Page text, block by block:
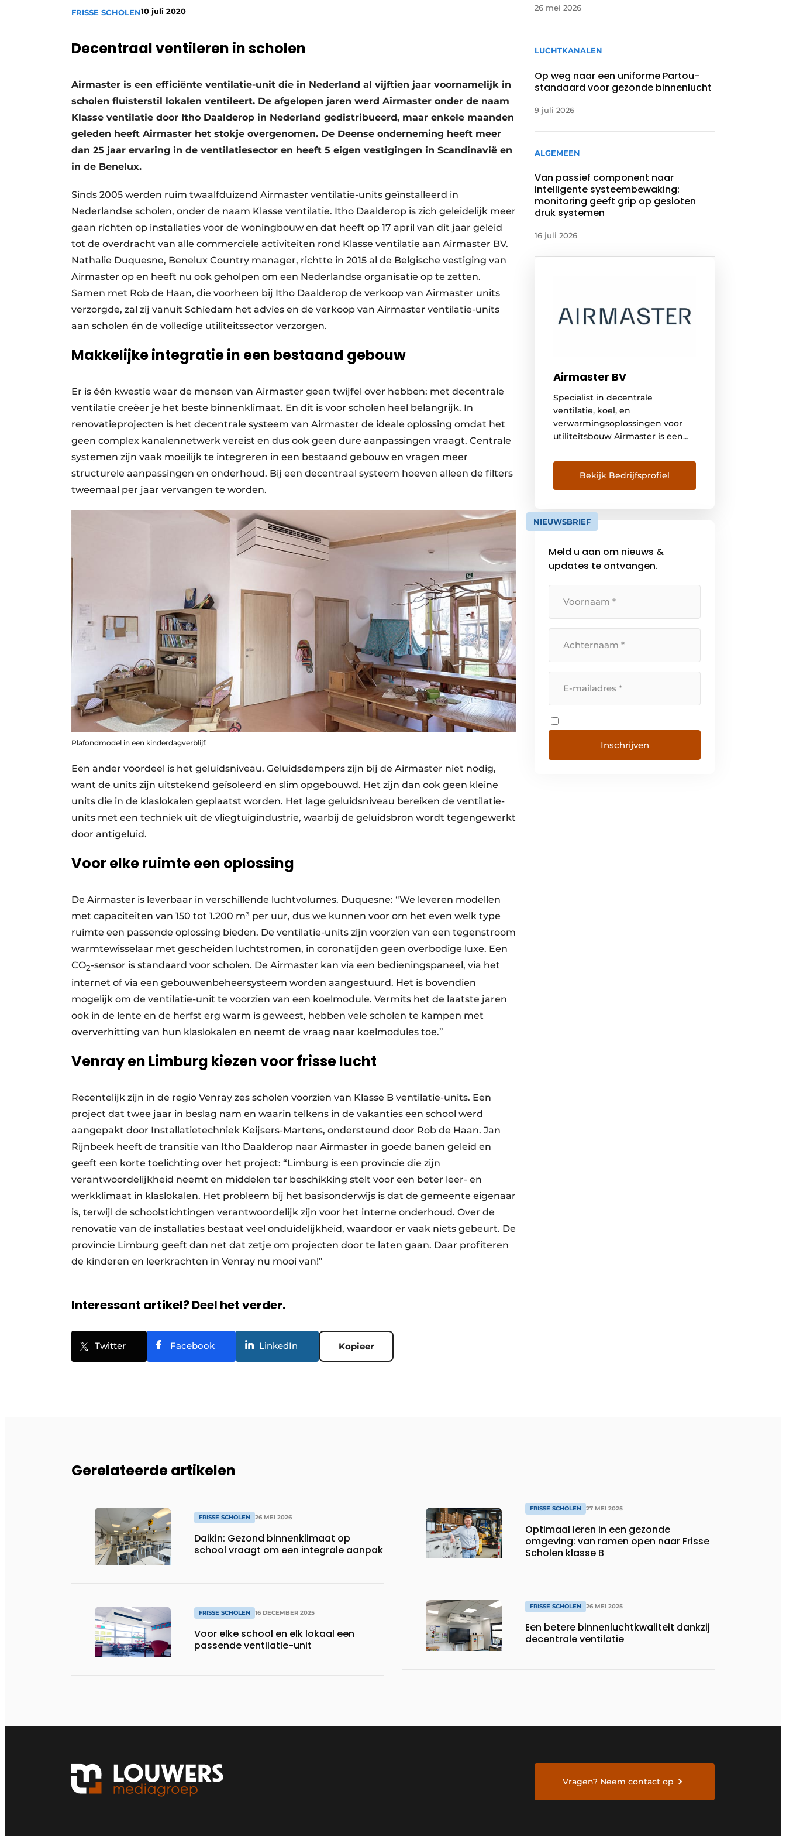
Vacatures
FRISSE SCHOLEN10 juli 2020
Decentraal ventileren in scholen
Airmaster is een efficiënte ventilatie-unit die in Nederland al vijftien jaar voornamelijk in
scholen fluisterstil lokalen ventileert. De afgelopen jaren werd Airmaster onder de naam
Klasse ventilatie door Itho Daalderop in Nederland gedistribueerd, maar enkele maanden
geleden heeft Airmaster het stokje overgenomen. De Deense onderneming heeft meer
dan 25 jaar ervaring in de ventilatiesector en heeft 5 eigen vestigingen in Scandinavië en
in de Benelux.
Sinds 2005 werden ruim twaalfduizend Airmaster ventilatie-units geïnstalleerd in
Nederlandse scholen, onder de naam Klasse ventilatie. Itho Daalderop is zich geleidelijk meer
gaan richten op installaties voor de woningbouw en dat heeft op 17 april van dit jaar geleid
tot de overdracht van alle commerciële activiteiten rond Klasse ventilatie aan Airmaster BV.
Nathalie Duquesne, Benelux Country manager, richtte in 2015 al de Belgische vestiging van
Airmaster op en heeft nu ook geholpen om een Nederlandse organisatie op te zetten.
Samen met Rob de Haan, die voorheen bij Itho Daalderop de verkoop van Airmaster units
verzorgde, zal zij vanuit Schiedam het advies en de verkoop van Airmaster ventilatie-units
aan scholen én de volledige utiliteitssector verzorgen.
Makkelijke integratie in een bestaand gebouw
Er is één kwestie waar de mensen van Airmaster geen twijfel over hebben: met decentrale
ventilatie creëer je het beste binnenklimaat. En dit is voor scholen heel belangrijk. In
renovatieprojecten is het decentrale systeem van Airmaster de ideale oplossing omdat het
geen complex kanalennetwerk vereist en dus ook geen dure aanpassingen vraagt. Centrale
systemen zijn vaak moeilijk te integreren in een bestaand gebouw en vragen meer
structurele aanpassingen en onderhoud. Bij een decentraal systeem hoeven alleen de filters
tweemaal per jaar vervangen te worden.
Plafondmodel in een kinderdagverblijf.
Een ander voordeel is het geluidsniveau. Geluidsdempers zijn bij de Airmaster niet nodig,
want de units zijn uitstekend geïsoleerd en slim opgebouwd. Het zijn dan ook geen kleine
units die in de klaslokalen geplaatst worden. Het lage geluidsniveau bereiken de ventilatie-
units met een techniek uit de vliegtuigindustrie, waarbij de geluidsbron wordt tegengewerkt
door antigeluid.
Voor elke ruimte een oplossing
De Airmaster is leverbaar in verschillende luchtvolumes. Duquesne: “We leveren modellen
met capaciteiten van 150 tot 1.200 m³ per uur, dus we kunnen voor om het even welk type
ruimte een passende oplossing bieden. De ventilatie-units zijn voorzien van een tegenstroom
warmtewisselaar met gescheiden luchtstromen, in coronatijden geen overbodige luxe. Een
CO2-sensor is standaard voor scholen. De Airmaster kan via een bedieningspaneel, via het
internet of via een gebouwenbeheersysteem worden aangestuurd. Het is bovendien
mogelijk om de ventilatie-unit te voorzien van een koelmodule. Vermits het de laatste jaren
ook in de lente en de herfst erg warm is geweest, hebben vele scholen te kampen met
oververhitting van hun klaslokalen en neemt de vraag naar koelmodules toe.”
Venray en Limburg kiezen voor frisse lucht
Recentelijk zijn in de regio Venray zes scholen voorzien van Klasse B ventilatie-units. Een
project dat twee jaar in beslag nam en waarin telkens in de vakanties een school werd
aangepakt door Installatietechniek Keijsers-Martens, ondersteund door Rob de Haan. Jan
Rijnbeek heeft de transitie van Itho Daalderop naar Airmaster in goede banen geleid en
geeft een korte toelichting over het project: “Limburg is een provincie die zijn
verantwoordelijkheid neemt en middelen ter beschikking stelt voor een beter leer- en
werkklimaat in klaslokalen. Het probleem bij het basisonderwijs is dat de gemeente eigenaar
is, terwijl de schoolstichtingen verantwoordelijk zijn voor het interne onderhoud. Over de
renovatie van de installaties bestaat veel onduidelijkheid, waardoor er vaak niets gebeurt. De
provincie Limburg geeft dan net dat zetje om projecten door te laten gaan. Daar profiteren
de kinderen en leerkrachten in Venray nu mooi van!”
Interessant artikel? Deel het verder.
Twitter Facebook LinkedIn Kopieer
26 mei 2026
LUCHTKANALEN
Op weg naar een uniforme Partou-
standaard voor gezonde binnenlucht
9 juli 2026
ALGEMEEN
Van passief component naar
intelligente systeembewaking:
monitoring geeft grip op gesloten
druk systemen
16 juli 2026
Airmaster BV
Specialist in decentrale
ventilatie, koel, en
verwarmingsoplossingen voor
utiliteitsbouw Airmaster is een
ventilatie-units met meer dan 30
jaar expertise in het verbeteren
van het binnenklimaat in
kantoren. Het Deense bedrijf
heeft een uniek Plug & Play
ruimte zelf geplaatst kan worden
en biedt het […]
Bekijk Bedrijfsprofiel
NIEUWSBRIEF
Meld u aan om nieuws &
updates te ontvangen.
Inschrijven
Gerelateerde artikelen
FRISSE SCHOLEN 26 MEI 2026
Daikin: Gezond binnenklimaat op
school vraagt om een integrale aanpak
FRISSE SCHOLEN 16 DECEMBER 2025
Voor elke school en elk lokaal een
passende ventilatie-unit
FRISSE SCHOLEN 27 MEI 2025
Optimaal leren in een gezonde
omgeving: van ramen open naar Frisse
Scholen klasse B
FRISSE SCHOLEN 26 MEI 2025
Een betere binnenluchtkwaliteit dankzij
decentrale ventilatie
Vragen? Neem contact op